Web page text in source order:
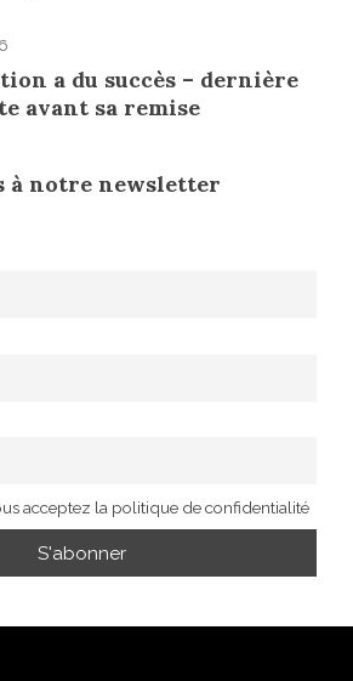
a du succès – dernière
avant sa remise
à notre newsletter
acceptez la politique de confidentialité